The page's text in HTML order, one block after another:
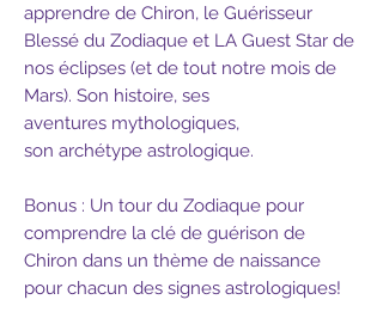
apprendre de Chiron, le Guérisseur
Blessé du Zodiaque et LA Guest Star de
nos éclipses (et de tout notre mois de
Mars). Son histoire, ses
aventures mythologiques,
son archétype astrologique.
Bonus : Un tour du Zodiaque pour
comprendre la clé de guérison de
Chiron dans un thème de naissance
pour chacun des signes astrologiques!